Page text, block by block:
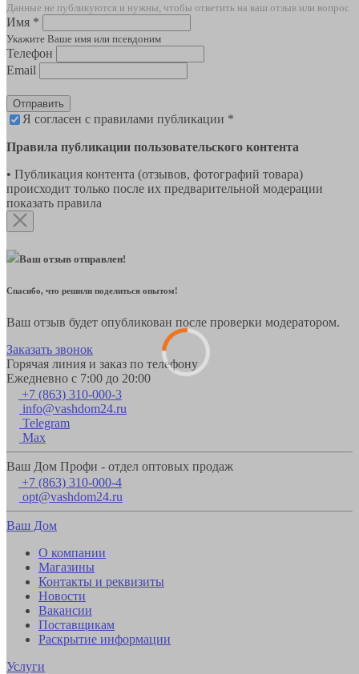
Данные не публикуются и нужны, чтобы ответить на ваш отзыв или вопрос
Имя *
Укажите Ваше имя или псевдоним
Телефон
Email
Отправить
Я согласен с правилами публикации *
Правила публикации пользовательского контента
• Публикация контента (отзывов, фотографий товара)
происходит только после их предварительной модерации
показать правила
Ваш отзыв отправлен!
Спасибо, что решили поделиться опытом!
Ваш отзыв будет опубликован после проверки модератором.
Заказать звонок
Горячая линия и заказ по телефону
Ежедневно с 7:00 до 20:00
+7 (863) 310-000-3
info@vashdom24.ru
Telegram
Max
Ваш Дом Профи - отдел оптовых продаж
+7 (863) 310-000-4
opt@vashdom24.ru
Ваш Дом
О компании
Магазины
Контакты и реквизиты
Новости
Вакансии
Поставщикам
Раскрытие информации
Услуги